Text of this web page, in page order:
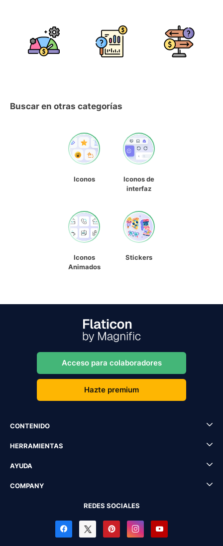
Buscar en otras categorías
Iconos
Iconos de
interfaz
Iconos
Animados
Stickers
Acceso para colaboradores
Hazte premium
CONTENIDO
HERRAMIENTAS
AYUDA
COMPANY
REDES SOCIALES